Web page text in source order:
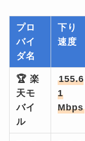
プロ
バイ
ダ名
下り
速度
🏆 楽
天モ
バイ
ル
155.6
1
Mbps